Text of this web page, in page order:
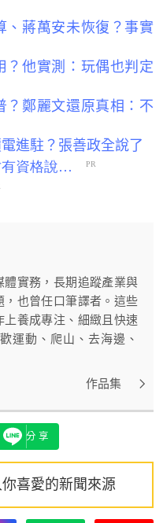
、蔣萬安未恢復？事實
？他實測：玩偶也判定
？鄭麗文還原真相：不
進駐？張善政全說了
實務，長期追蹤產業與
也曾任口筆譯者。這些
養成專注、細緻且快速
運動、爬山、去海邊、
作品集
分享
喜愛的新聞來源